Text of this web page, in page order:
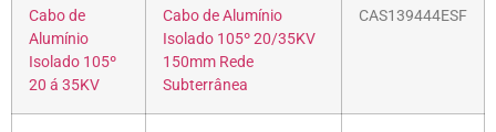
Cabo de
Alumínio
Isolado 105º
20 á 35KV
Cabo de Alumínio
Isolado 105º 20/35KV
150mm Rede
Subterrânea
CAS139444ESF